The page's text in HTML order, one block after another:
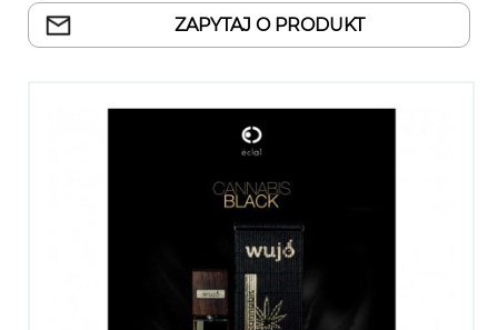
ZAPYTAJ O PRODUKT